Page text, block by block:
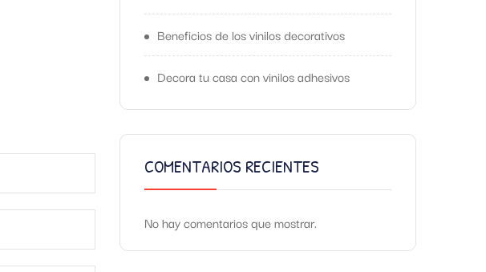
Beneficios de los vinilos decorativos
Decora tu casa con vinilos adhesivos
COMENTARIOS RECIENTES
No hay comentarios que mostrar.